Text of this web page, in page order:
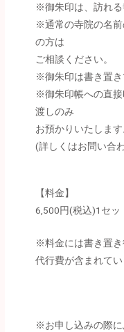
※御朱印は、訪れる
※通常の寺院の名
の方は
ご相談ください。
※御朱印は書き置き
※御朱印帳への直
渡しのみ
お預かりいたします
(詳しくはお問い合
【料金】
6,500円(税込)1セッ
※料金には書き置
代行費が含まれてい
※お申し込みの際に